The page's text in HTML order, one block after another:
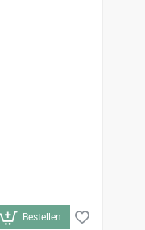
Bestellen